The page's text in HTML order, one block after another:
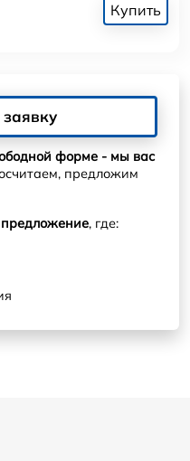
Купить
форме - мы вас
предложим
предложение, где: